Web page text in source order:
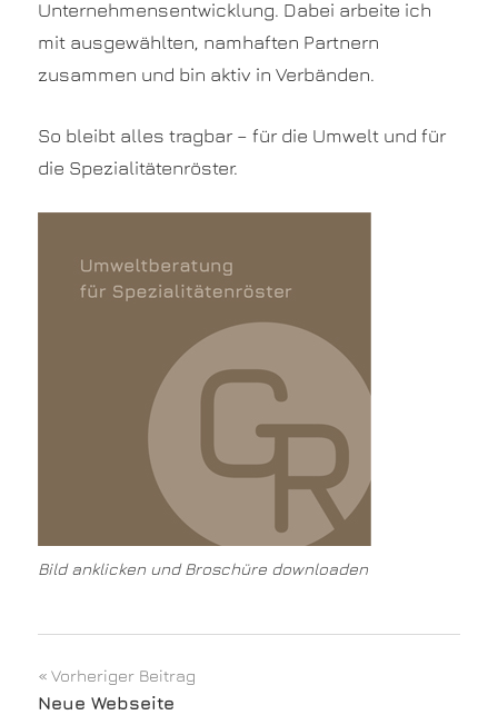
Unternehmensentwicklung. Dabei arbeite ich
mit ausgewählten, namhaften Partnern
zusammen und bin aktiv in Verbänden.
So bleibt alles tragbar – für die Umwelt und für
die Spezialitätenröster.
Bild anklicken und Broschüre downloaden
Beitragsnavigation
Vorheriger Beitrag
Neue Webseite